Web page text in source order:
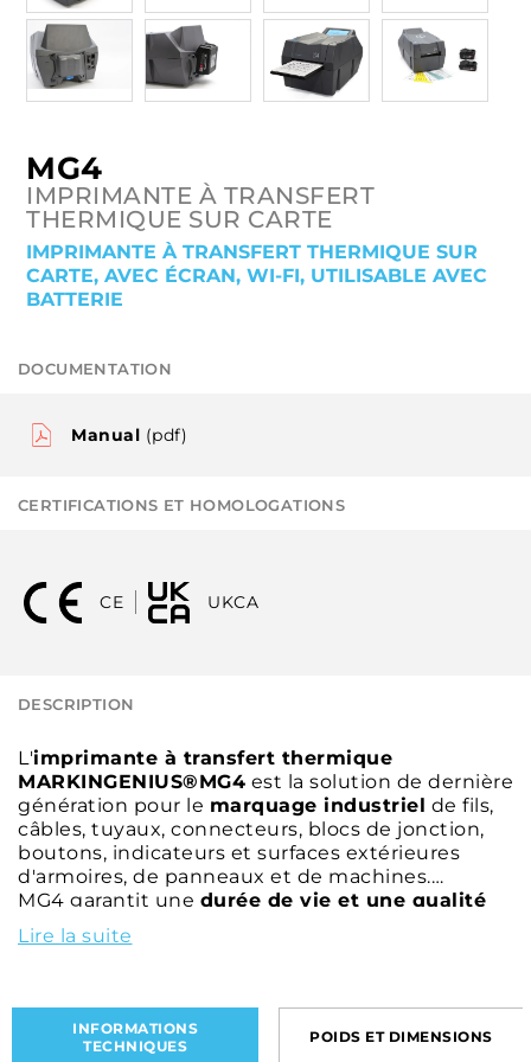
MG4
IMPRIMANTE À TRANSFERT
THERMIQUE SUR CARTE
IMPRIMANTE À TRANSFERT THERMIQUE SUR
CARTE, AVEC ÉCRAN, WI-FI, UTILISABLE AVEC
BATTERIE
DOCUMENTATION
Manual (pdf)
CERTIFICATIONS ET HOMOLOGATIONS
CE UKCA
DESCRIPTION
L'imprimante à transfert thermique
MARKINGENIUS®MG4 est la solution de dernière
génération pour le marquage industriel de fils,
câbles, tuyaux, connecteurs, blocs de jonction,
boutons, indicateurs et surfaces extérieures
d'armoires, de panneaux et de machines.
MG4 garantit une durée de vie et une qualité
d'impression exceptionnelles
logos, symboles électriques, images vectorielles
simplifie la gestion de chaque projet
d'impression, réduisant ainsi les délais et les
Lire la suite
INFORMATIONS
TECHNIQUES
POIDS ET DIMENSIONS